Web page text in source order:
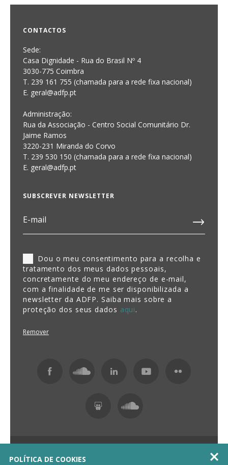
POLÍTICA DE COOKIES 
CONTACTOS
Sede:
Casa Dignidade - Rua do Brasil Nº 4
3030-775 Coimbra
T. 239 161 755 (chamada para a rede fixa nacional)
E. geral@adfp.pt
Administração:
Rua da Associação - Centro Social Comunitário Dr.
Jaime Ramos
3220-231 Miranda do Corvo
T. 239 530 150 (chamada para a rede fixa nacional)
E. geral@adfp.pt
SUBSCREVER NEWSLETTER
Dou o meu consentimento para a recolha e
tratamento dos meus dados pessoais,
concretamente do meu endereço de e-mail,
com a finalidade de me ser disponibilizada a
newsletter da ADFP. Saiba mais sobre a
proteção dos seus dados aqui.
Remover
Política de Privacidade